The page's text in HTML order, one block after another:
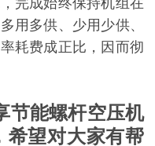
用多供、少用少供、
耗费成正比，因而彻
节能螺杆空压机
希望对大家有帮